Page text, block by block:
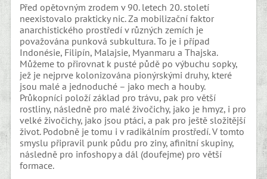
Před opětovným zrodem v 90. letech 20. století
neexistovalo prakticky nic. Za mobilizační faktor
anarchistického prostředí v různých zemích je
považována punková subkultura. To je i případ
Indonésie, Filipín, Malajsie, Myanmaru a Thajska.
Můžeme to přirovnat k pusté půdě po výbuchu sopky,
jež je nejprve kolonizována pionýrskými druhy, které
jsou malé a jednoduché – jako mech a houby.
Průkopníci položí základ pro trávu, pak pro větší
rostliny, následně pro malé živočichy, jako je hmyz, i pro
velké živočichy, jako jsou ptáci, a pak pro ještě složitější
život. Podobně je tomu i v radikálním prostředí. V tomto
smyslu připravil punk půdu pro ziny, afinitní skupiny,
následně pro infoshopy a dál (doufejme) pro větší
formace.